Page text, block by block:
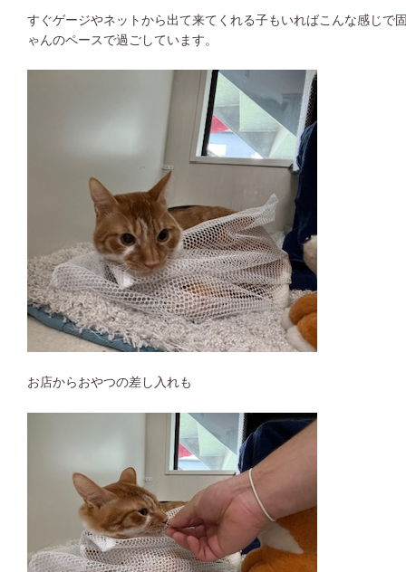
すぐゲージやネットから出て来てくれる子もいればこんな感じで
ゃんのペースで過ごしています。
お店からおやつの差し入れも